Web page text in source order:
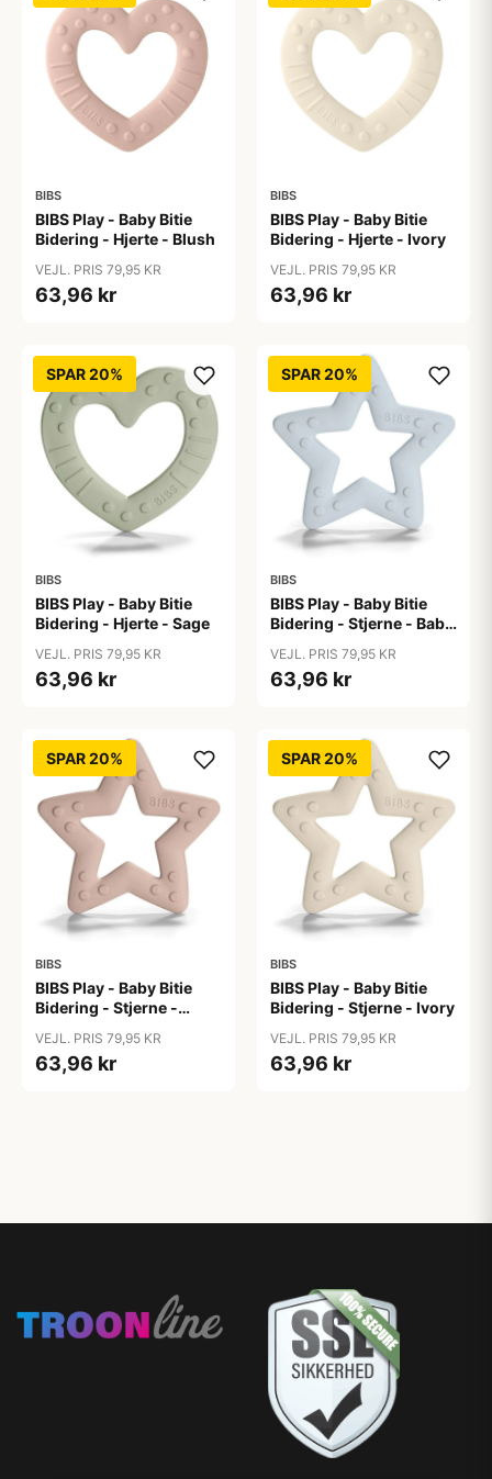
BIBS
BIBS Play - Baby Bitie
Bidering - Hjerte - Blush
VEJL. PRIS 79,95 KR
63,96 kr
BIBS
BIBS Play - Baby Bitie
Bidering - Hjerte - Ivory
VEJL. PRIS 79,95 KR
63,96 kr
SPAR 20%
BIBS
BIBS Play - Baby Bitie
Bidering - Hjerte - Sage
VEJL. PRIS 79,95 KR
63,96 kr
SPAR 20%
BIBS
BIBS Play - Baby Bitie
Bidering - Stjerne - Baby
VEJL. PRIS 79,95 KR
63,96 kr
SPAR 20%
BIBS
BIBS Play - Baby Bitie
Bidering - Stjerne -
VEJL. PRIS 79,95 KR
63,96 kr
SPAR 20%
BIBS
BIBS Play - Baby Bitie
Bidering - Stjerne - Ivory
VEJL. PRIS 79,95 KR
63,96 kr